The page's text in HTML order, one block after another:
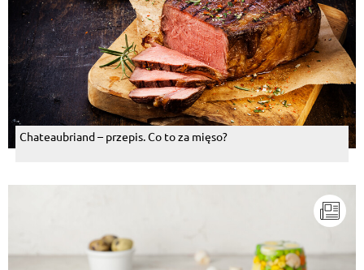
Chateaubriand – przepis. Co to za mięso?